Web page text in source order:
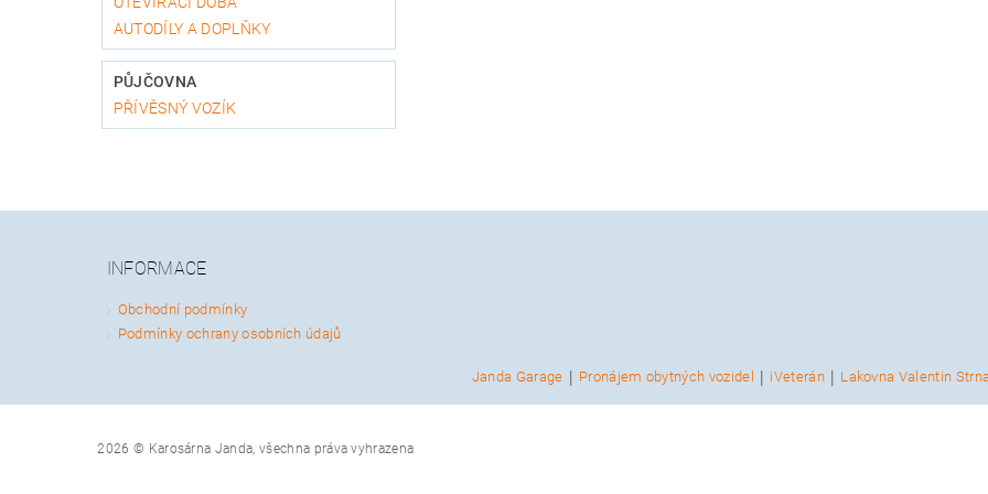
AUTODÍLY A DOPLŇKY
PŮJČOVNA
PŘÍVĚSNÝ VOZÍK
INFORMACE
Obchodní podmínky
Podmínky ochrany osobních údajů
Janda Garage | Pronájem obytných vozidel | iVeterán | Lakovna Valentin
2026 © Karosárna Janda, všechna práva vyhrazena